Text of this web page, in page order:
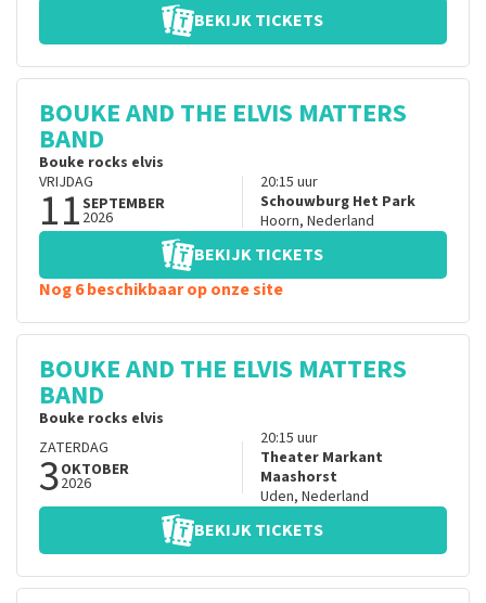
BEKIJK TICKETS
BOUKE AND THE ELVIS MATTERS
BAND
Bouke rocks elvis
VRIJDAG
11SEPTEMBER
2026
20:15 uur
Schouwburg Het Park
Hoorn, Nederland
BEKIJK TICKETS
Nog 6 beschikbaar op onze site
BOUKE AND THE ELVIS MATTERS
BAND
Bouke rocks elvis
ZATERDAG
3OKTOBER
2026
20:15 uur
Theater Markant
Maashorst
Uden, Nederland
BEKIJK TICKETS